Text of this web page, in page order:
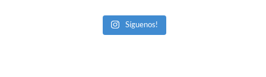
Síguenos!